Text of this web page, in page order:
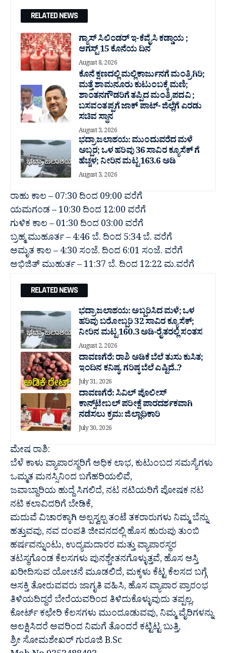
RELATED NEWS
ಗ್ಯಾಸ್ ಸಿಲಿಂಡರ್ ಇ-ಕೆವೈಸಿ ಕಡ್ಡಾಯ ;
ಆಗಸ್ಟ್ 15 ಕೊನೆಯ ದಿನ
August 8, 2026
ಕೊನೆ ಕ್ಷಣದಲ್ಲಿ ಮಲ್ಲಿಕಾರ್ಜುನಗೆ ಮಂತ್ರಿಗಿರಿ;
ಮತ್ತೆ ಶಾಮನೂರು ಕುಟುಂಬಕ್ಕೆ ಮಣಿ;
ಶಾಂತನಗೌಡರಿಗೆ ತಪ್ಪಿದ ಮಂತ್ರಿ ಪದವಿ ;
ಬಸವಂತಪ್ಪಗೆ ಜಾಕ್ ಪಾಟ್- ಜಿಲ್ಲೆಗೆ ಎರಡು
ಸಚಿವ ಸ್ಥಾನ
August 3, 2026
ಭದ್ರಾ ಜಲಾಶಯ: ಮುಂದುವರೆದ ಮಳೆ
ಅಬ್ಬರ; ಒಳ ಹರಿವು 36 ಸಾವಿರ‌ ಕ್ಯೂಸೆಕ್ ಗೆ
ಹೆಚ್ಚಳ; ನೀರಿನ ಮಟ್ಟ 163.6 ಅಡಿ
August 3, 2026
ರಾಹು ಕಾಲ – 07:30 ದಿಂದ 09:00 ವರೆಗೆ
ಯಮಗಂಡ – 10:30 ದಿಂದ 12:00 ವರೆಗೆ
ಗುಳಿಕ ಕಾಲ – 01:30 ದಿಂದ 03:00 ವರೆಗೆ
ಬ್ರಹ್ಮ ಮುಹೂರ್ತ – 4:46 ಬೆ. ದಿಂದ 5:34 ಬೆ. ವರೆಗೆ
ಅಮೃತ ಕಾಲ – 4:30 ಸಂಜೆ. ದಿಂದ 6:01 ಸಂಜೆ. ವರೆಗೆ
ಅಭಿಜಿತ್ ಮುಹುರ್ತ – 11:37 ಬೆ. ದಿಂದ 12:22 ಮ.ವರೆಗೆ
RELATED NEWS
ಭದ್ರಾ ಜಲಾಶಯ: ಅಬ್ಬರಿಸಿದ ಮಳೆ; ಒಳ
ಹರಿವು ಬರೋಬ್ಬರಿ 32 ಸಾವಿರ‌ ಕ್ಯೂಸೆಕ್;
ನೀರಿನ ಮಟ್ಟ 160.3 ಅಡಿ-ರೈತರಲ್ಲಿ ಸಂತಸ
August 2, 2026
ದಾವಣಗೆರೆ: ರಾಶಿ ಅಡಿಕೆ ಬೆಲೆ ತುಸು‌ ಕುಸಿತ;
ಇಂದಿನ ಕನಿಷ್ಠ, ಗರಿಷ್ಠ ಬೆಲೆ ಎಷ್ಟಿದೆ..?
July 31, 2026
ದಾವಣಗೆರೆ: ಸಿವಿಲ್ ಪೊಲೀಸ್
ಕಾನ್ಸ್‌ಟೇಬಲ್ ಪರೀಕ್ಷೆ ಪಾರದರ್ಶಕವಾಗಿ
ನಡೆಸಲು ಕ್ರಮ: ಜಿಲ್ಲಾಧಿಕಾರಿ
July 30, 2026
ಮೇಷ ರಾಶಿ:
ಬೆಳೆ ಕಾಳು ವ್ಯಾಪಾರಸ್ಥರಿಗೆ ಅಧಿಕ ಲಾಭ, ಕುಟುಂಬದ ಸಮಸ್ಯೆಗಳು
ಒಮ್ಮತ ಮನಸ್ಸಿನಿಂದ ಬಗೆಹರಿಯಲಿವೆ,
ಜವಾಬ್ದಾರಿಯ ಹುದ್ದೆ ಸಿಗಲಿದೆ, ನಟ ನಟಿಯರಿಗೆ ಪೋಷಕ ನಟ
ನಟಿ ಕಲಾವಿದರಿಗೆ ಬೇಡಿಕೆ,
ಮದುವೆ ವಿಚಾರಕ್ಕಾಗಿ ಅಲ್ಪಸ್ವಲ್ಪ ತಂಟೆ ತಕರಾರುಗಳು ನಿಮ್ಮ ಬೆನ್ನು
ಹತ್ತುವವು, ನವ ದಂಪತಿ ಜೀವನದಲ್ಲಿ ಹೊಸ ಹುರುಪು ತುಂಬಿ
ಹರ್ಷವನ್ನುಂಟು, ಉದ್ಯಮದಾರರ ಮತ್ತು ವ್ಯಾಪಾರಸ್ಥರ
ತಟಸ್ಥಗೊಂಡ ಕೆಲಸಗಳು ಪುನಶ್ಚೇತನಗೊಳ್ಳುತ್ತವೆ, ಹೊಸ ಆಸ್ತಿ
ಖರೀದಿಸುವ ಯೋಚನೆ ಮೂಡಲಿದೆ, ಮಕ್ಕಳು ಕೆಟ್ಟ ಕೆಲಸದ ಬಗ್ಗೆ
ಆಸಕ್ತಿ ತೋರುವವರು ಜಾಗೃತಿ ವಹಿಸಿ, ಹೊಸ ವ್ಯಾಪಾರ ಪ್ರಾರಂಭ
ತಿಳಿಯದಿದ್ದರೆ ಬೇರೆಯವರಿಂದ ತಿಳಿದುಕೊಳ್ಳುವುದು ತಪ್ಪಲ್ಲ,
ಕೋರ್ಟ್ ಕಛೇರಿ ಕೆಲಸಗಳು ಮುಂದೂಡುವವು, ನಿಮ್ಮ ವೈರಿಗಳನ್ನು
ಅಲಕ್ಷಿಸಿದರೆ ಅವರಿಂದ ನಿಮಗೆ ತೊಂದರೆ ಕಟ್ಟಿಟ್ಟ ಬುತ್ತಿ,
ಶ್ರೀ ಸೋಮಶೇಖರ್ ಗುರೂಜಿ B.Sc